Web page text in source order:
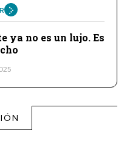
ya no es un lujo. Es